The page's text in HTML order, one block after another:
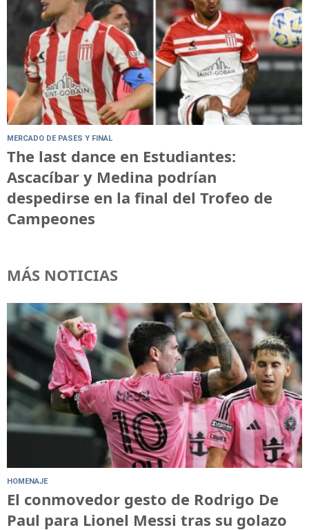
MERCADO DE PASES Y FINAL
The last dance en Estudiantes:
Ascacíbar y Medina podrían
despedirse en la final del Trofeo de
Campeones
MÁS NOTICIAS
HOMENAJE
El conmovedor gesto de Rodrigo De
Paul para Lionel Messi tras su golazo